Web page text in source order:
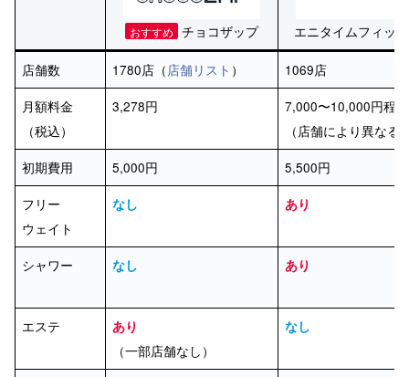
おすすめ チョコザップ エニタイムフィッ
店舗数 1780店（店舗リスト ）
1069店
月額料金
（税込）
3,278円
7,000〜10,000円程
（店舗により異なる
初期費用
5,000円
5,500円
フリー
ウェイト
なし あり
シャワー なし あり
エステ あり
（一部店舗なし）
なし